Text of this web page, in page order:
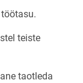
teiste
taotleda